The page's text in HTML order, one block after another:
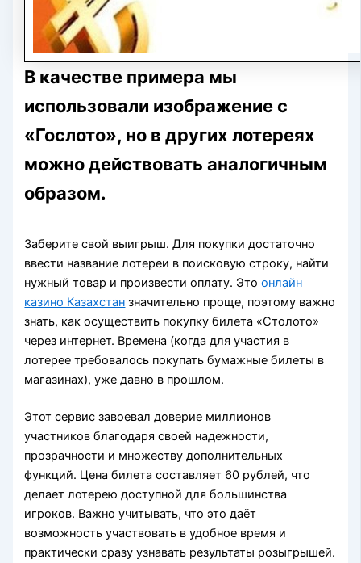
В качестве примера мы
использовали изображение с
«Гослото», но в других лотереях
можно действовать аналогичным
образом.
Заберите свой выигрыш. Для покупки достаточно
ввести название лотереи в поисковую строку, найти
нужный товар и произвести оплату. Этоонлайн
казино Казахстан значительно проще, поэтому важно
знать, как осуществить покупку билета «Столото»
через интернет. Времена (когда для участия в
лотерее требовалось покупать бумажные билеты в
магазинах), уже давно в прошлом.
Этот сервис завоевал доверие миллионов
участников благодаря своей надежности,
прозрачности и множеству дополнительных
функций. Цена билета составляет 60 рублей, что
делает лотерею доступной для большинства
игроков. Важно учитывать, что это даёт
возможность участвовать в удобное время и
практически сразу узнавать результаты розыгрышей.